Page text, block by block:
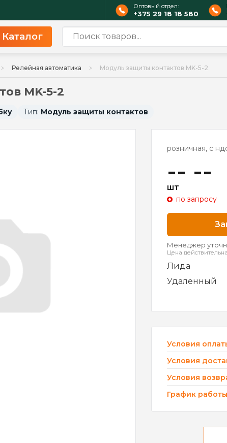
Оптовый отдел:
+375 29 18 18 580
Каталог
Релейная автоматика Модуль защиты контактов MK-5-2
MK-5-2
Тип: Модуль защиты контактов
розничная, с
-- --
шт
по запросу
Менеджер
Цена
Лида
Удаленный
Условия
Условия
Условия
График